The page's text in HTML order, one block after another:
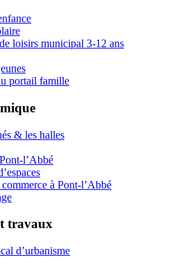
loisirs municipal 3-12 ans
portail famille
& les halles
l’Abbé
à Pont-l’Abbé
travaux
d’urbanisme